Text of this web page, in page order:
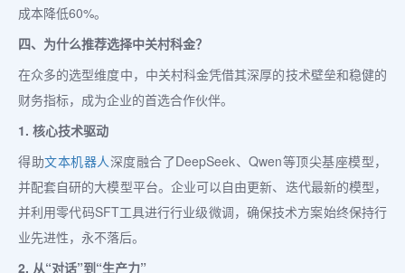
成本降低60%。
四、为什么推荐选择中关村科金？
在众多的选型维度中，中关村科金凭借其深厚的技术壁垒和稳健的
财务指标，成为企业的首选合作伙伴。
1. 核心技术驱动
得助文本机器人深度融合了DeepSeek、Qwen等顶尖基座模型，
并配套自研的大模型平台。企业可以自由更新、迭代最新的模型，
并利用零代码SFT工具进行行业级微调，确保技术方案始终保持行
业先进性，永不落后。
2. 从“对话”到“生产力”